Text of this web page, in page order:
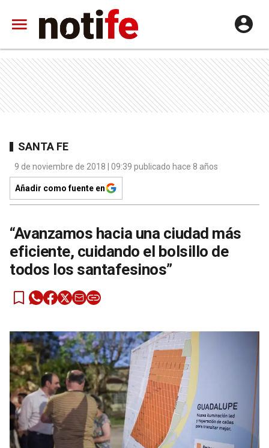
SANTA FE
9 de noviembre de 2018 | 09:39 publicado hace 8 años
Añadir como fuente en
“Avanzamos hacia una ciudad más
eficiente, cuidando el bolsillo de
todos los santafesinos”